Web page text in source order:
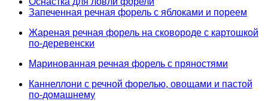
Запеченная речная форель с яблоками и пореем
Жареная речная форель на сковороде с картошкой
по-деревенски
Маринованная речная форель с пряностями
Каннеллони с речной форелью, овощами и пастой
по-домашнему